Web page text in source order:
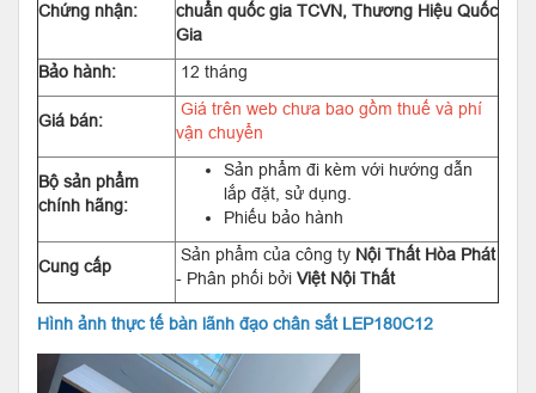
Chứng nhận:
chuẩn quốc gia TCVN, Thương Hiệu Quốc
Gia
Bảo hành:
12 tháng
Giá bán:
Giá trên web chưa bao gồm thuế và phí
vận chuyển
Bộ sản phẩm
chính hãng:
Sản phẩm đi kèm với hướng dẫn
lắp đặt, sử dụng.
Phiếu bảo hành
Cung cấp
Sản phẩm của công ty Nội Thất Hòa Phát
- Phân phối bởi Việt Nội Thất
Hình ảnh thực tế bàn lãnh đạo chân sắt LEP180C12